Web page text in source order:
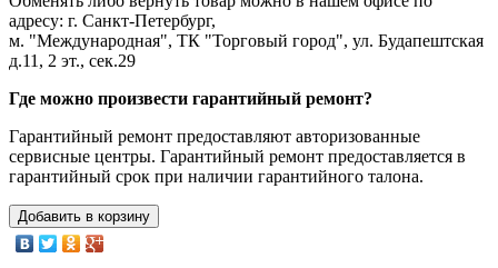
адресу: г. Санкт-Петербург,
м. "Международная", ТК "Торговый город", ул. Будапештская
д.11, 2 эт., сек.29
Где можно произвести гарантийный ремонт?
Гарантийный ремонт предоставляют авторизованные
сервисные центры. Гарантийный ремонт предоставляется в
гарантийный срок при наличии гарантийного талона.
Добавить в корзину